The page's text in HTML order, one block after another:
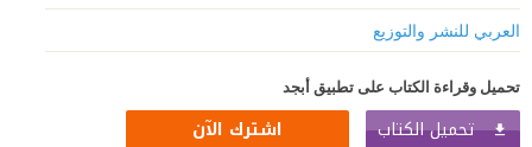
العربي للنشر والتوزيع
تحميل وقراءة الكتاب على تطبيق أبجد
تحميل الكتاب اشترك الآن